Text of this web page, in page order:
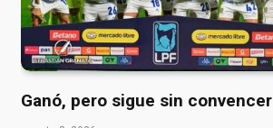
Ganó, pero sigue sin convencer